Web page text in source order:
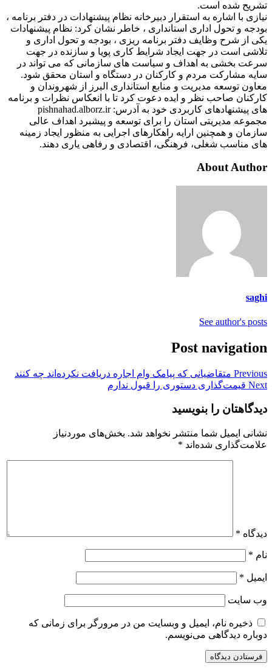
تشریح شده است.
نیازی با اشاره به استقرار دبیرخانه نظام پیشنهادات در دفتر برنامه ،
بودجه و تحول اداری استانداری ، خاطر نشان کرد: نظام پیشنهادات
یکی از شرح وظایف دفتر برنامه ریزی ، بودجه و تحول اداری و
تلاشی است در جهت ایجاد شرایط کاری پویا و سازنده در جهت
سرعت بخشی به اهداف و سیاست های سازمانی که می تواند در
سایه مشارکت مردم و کارکنان در دستگاه و استان محقق شود.
معاون توسعه مدیریت و منابع استانداری البرز از شهروندان و
کارکنان صاحب نظر و ایده دعوت کرد تا با انعکاس نظرات و برنامه
های پیشنهادهای کاربردی خود به آدرس: pishnahad.alborz.ir
مجموعه مدیریتی استان را برای توسعه و پیشبرد اهداف عالی
سازمان و همچنین ارایه راهکارهای اجرایی به منظور ایجاد زمینه
های مناسب شغلی، فرهنگی، اقتصادی و رفاهی یاری دهند.
About Author
saghi
See author's posts
Post navigation
Previous متقاضیانی که پیامک وام اجاره دریافت نکرده‌اند چه کنند
Next قیمت‌گذاری دستوری را قبول ندارم
دیدگاهتان را بنویسید
نشانی ایمیل شما منتشر نخواهد شد. بخش‌های موردنیاز
علامت‌گذاری شده‌اند *
دیدگاه *
نام *
ایمیل *
وب‌ سایت
ذخیره نام، ایمیل و وبسایت من در مرورگر برای زمانی که
دوباره دیدگاهی می‌نویسم.